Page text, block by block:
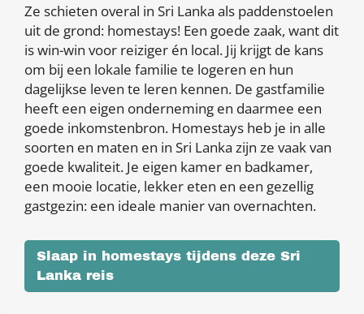
Ze schieten overal in Sri Lanka als paddenstoelen
uit de grond: homestays! Een goede zaak, want dit
is win-win voor reiziger én local. Jij krijgt de kans
om bij een lokale familie te logeren en hun
dagelijkse leven te leren kennen. De gastfamilie
heeft een eigen onderneming en daarmee een
goede inkomstenbron. Homestays heb je in alle
soorten en maten en in Sri Lanka zijn ze vaak van
goede kwaliteit. Je eigen kamer en badkamer,
een mooie locatie, lekker eten en een gezellig
gastgezin: een ideale manier van overnachten.
Slaap in homestays tijdens deze Sri
Lanka reis